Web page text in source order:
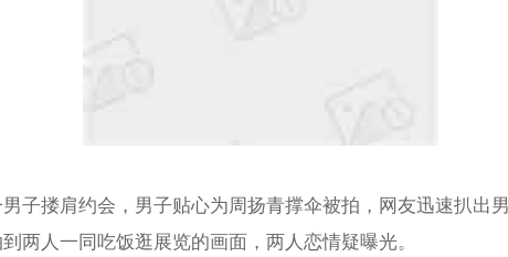
子搂肩约会，男子贴心为周扬青撑伞被拍，网友迅速扒出
两人一同吃饭逛展览的画面，两人恋情疑曝光。